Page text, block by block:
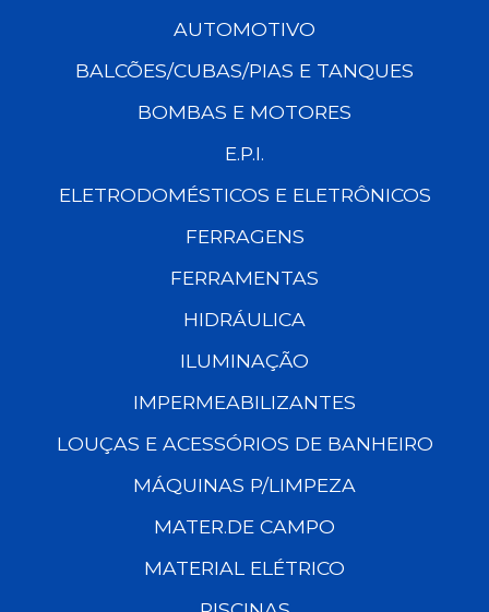
AUTOMOTIVO
BALCÕES/CUBAS/PIAS E TANQUES
BOMBAS E MOTORES
E.P.I.
ELETRODOMÉSTICOS E ELETRÔNICOS
FERRAGENS
FERRAMENTAS
HIDRÁULICA
ILUMINAÇÃO
IMPERMEABILIZANTES
LOUÇAS E ACESSÓRIOS DE BANHEIRO
MÁQUINAS P/LIMPEZA
MATER.DE CAMPO
MATERIAL ELÉTRICO